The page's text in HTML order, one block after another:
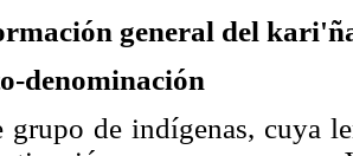
general del
denominación
grupo de indígenas, cuya